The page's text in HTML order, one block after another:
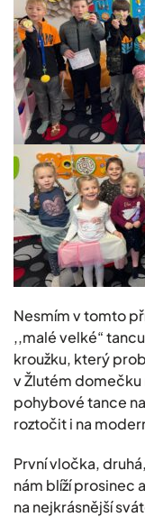
Nesmím v tomto
,,malé velké“
kroužku, který
v Žlutém domečku
pohybové tance
roztočit i na
První vločka,
nám blíží prosinec
na nejkrásnější